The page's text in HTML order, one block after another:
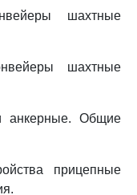
шахтные
шахтные
анкерные. Общие
прицепные